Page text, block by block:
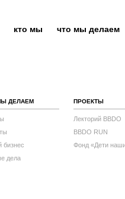
кто мы что мы делаем
ДЕЛАЕМ
бизнес
дела
ПРОЕКТЫ
Лекторий BBDO
BBDO RUN
Фонд «Дети